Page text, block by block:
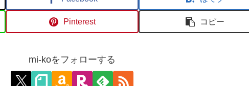
Pinterest コピー
mi-koをフォローする